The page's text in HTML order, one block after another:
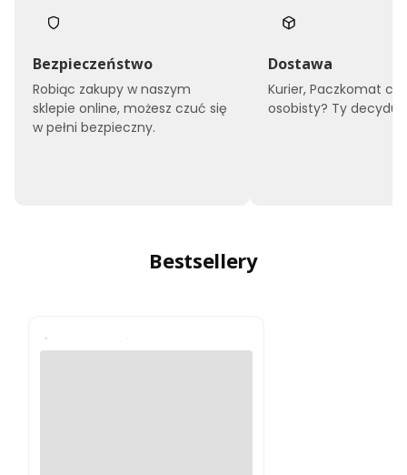
Bezpieczeństwo
Robiąc zakupy w naszym
sklepie online, możesz czuć się
w pełni bezpieczny.
Dostawa
Kurier, Paczkomat
osobisty? Ty
Bestsellery